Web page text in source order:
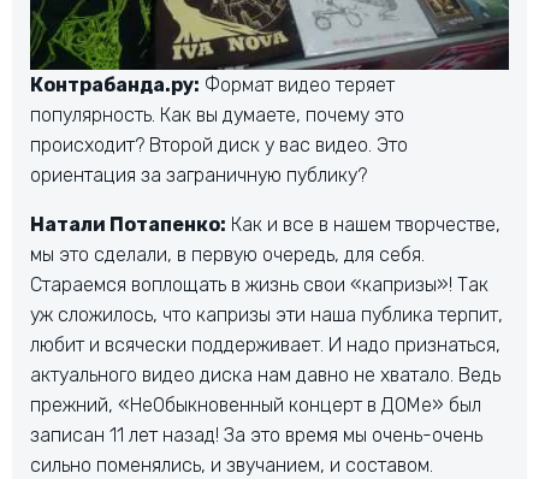
Контрабанда.ру: Формат видео теряет
популярность. Как вы думаете, почему это
происходит? Второй диск у вас видео. Это
ориентация за заграничную публику?
Натали Потапенко: Как и все в нашем творчестве,
мы это сделали, в первую очередь, для себя.
Стараемся воплощать в жизнь свои «капризы»! Так
уж сложилось, что капризы эти наша публика терпит,
любит и всячески поддерживает. И надо признаться,
актуального видео диска нам давно не хватало. Ведь
прежний, «НеОбыкновенный концерт в ДОМе» был
записан 11 лет назад! За это время мы очень-очень
сильно поменялись, и звучанием, и составом.